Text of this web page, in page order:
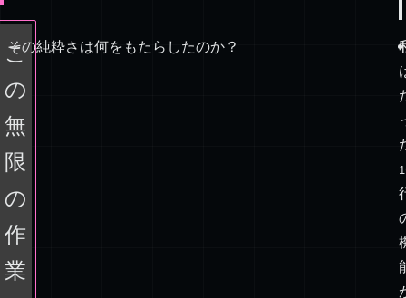
コ
ー
ベ
ー
こ
の
無
限
その純粋さは何をもたらしたのか？